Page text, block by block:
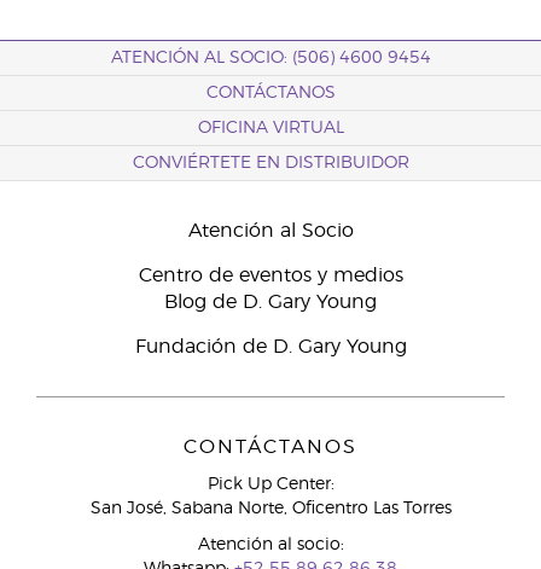
ATENCIÓN AL SOCIO: (506) 4600 9454
CONTÁCTANOS
OFICINA VIRTUAL
CONVIÉRTETE EN DISTRIBUIDOR
Atención al Socio
Centro de eventos y medios
Blog de D. Gary Young
Fundación de D. Gary Young
CONTÁCTANOS
Pick Up Center:
San José, Sabana Norte, Oficentro Las Torres
Atención al socio: